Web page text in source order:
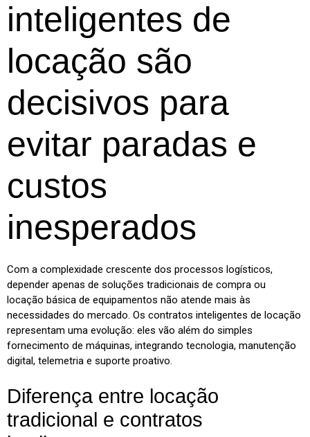
inteligentes de
locação são
decisivos para
evitar paradas e
custos
inesperados
Com a complexidade crescente dos processos logísticos,
depender apenas de soluções tradicionais de compra ou
locação básica de equipamentos não atende mais às
necessidades do mercado. Os contratos inteligentes de locação
representam uma evolução: eles vão além do simples
fornecimento de máquinas, integrando tecnologia, manutenção
digital, telemetria e suporte proativo.
Diferença entre locação
tradicional e contratos